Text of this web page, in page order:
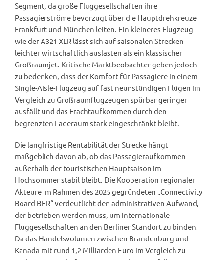
Segment, da große Fluggesellschaften ihre
Passagierströme bevorzugt über die Hauptdrehkreuze
Frankfurt und München leiten. Ein kleineres Flugzeug
wie der A321 XLR lässt sich auf saisonalen Strecken
leichter wirtschaftlich auslasten als ein klassischer
Großraumjet. Kritische Marktbeobachter geben jedoch
zu bedenken, dass der Komfort für Passagiere in einem
Single-Aisle-Flugzeug auf fast neunstündigen Flügen im
Vergleich zu Großraumflugzeugen spürbar geringer
ausfällt und das Frachtaufkommen durch den
begrenzten Laderaum stark eingeschränkt bleibt.
Die langfristige Rentabilität der Strecke hängt
maßgeblich davon ab, ob das Passagieraufkommen
außerhalb der touristischen Hauptsaison im
Hochsommer stabil bleibt. Die Kooperation regionaler
Akteure im Rahmen des 2025 gegründeten „Connectivity
Board BER“ verdeutlicht den administrativen Aufwand,
der betrieben werden muss, um internationale
Fluggesellschaften an den Berliner Standort zu binden.
Da das Handelsvolumen zwischen Brandenburg und
Kanada mit rund 1,2 Milliarden Euro im Vergleich zu